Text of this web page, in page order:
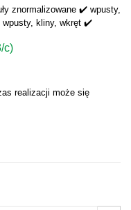
znormalizowane ✔️ wpusty,
wpusty, kliny, wkręt ✔️
c)
realizacji może się